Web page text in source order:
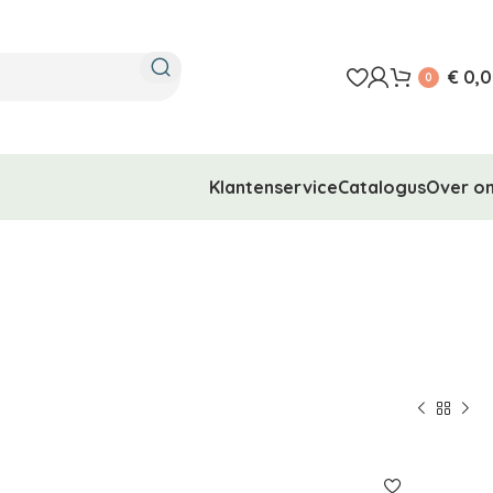
0 €
KlantenserviceCatalogusOver